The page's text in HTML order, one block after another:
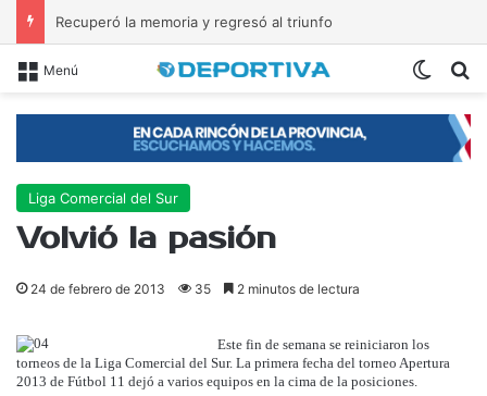
Recuperó la memoria y regresó al triunfo
Menú
Liga Comercial del Sur
Volvió la pasión
24 de febrero de 2013 35 2 minutos de lectura
Este fin de semana se reiniciaron los
torneos de la Liga Comercial del Sur. La primera fecha del torneo Apertura
2013 de Fútbol 11 dejó a varios equipos en la cima de la posiciones.